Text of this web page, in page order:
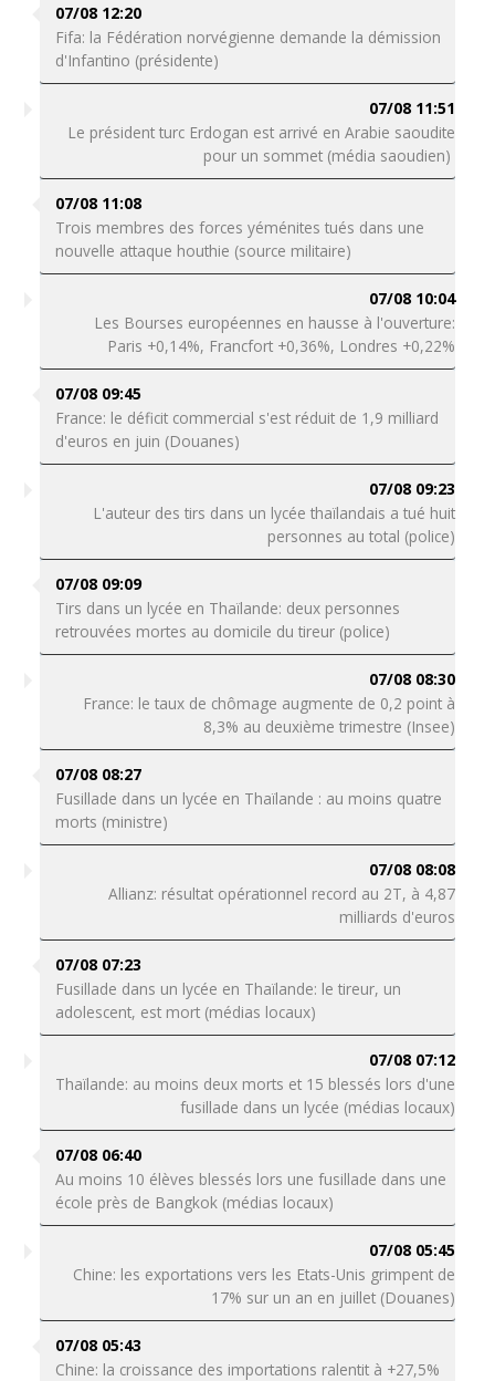
07/08 12:20
Fifa: la Fédération norvégienne demande la démission
d'Infantino (présidente)
07/08 11:51
Le président turc Erdogan est arrivé en Arabie saoudite
pour un sommet (média saoudien)
07/08 11:08
Trois membres des forces yéménites tués dans une
nouvelle attaque houthie (source militaire)
07/08 10:04
Les Bourses européennes en hausse à l'ouverture:
Paris +0,14%, Francfort +0,36%, Londres +0,22%
07/08 09:45
France: le déficit commercial s'est réduit de 1,9 milliard
d'euros en juin (Douanes)
07/08 09:23
L'auteur des tirs dans un lycée thaïlandais a tué huit
personnes au total (police)
07/08 09:09
Tirs dans un lycée en Thaïlande: deux personnes
retrouvées mortes au domicile du tireur (police)
07/08 08:30
France: le taux de chômage augmente de 0,2 point à
8,3% au deuxième trimestre (Insee)
07/08 08:27
Fusillade dans un lycée en Thaïlande : au moins quatre
morts (ministre)
07/08 08:08
Allianz: résultat opérationnel record au 2T, à 4,87
milliards d'euros
07/08 07:23
Fusillade dans un lycée en Thaïlande: le tireur, un
adolescent, est mort (médias locaux)
07/08 07:12
Thaïlande: au moins deux morts et 15 blessés lors d'une
fusillade dans un lycée (médias locaux)
07/08 06:40
Au moins 10 élèves blessés lors une fusillade dans une
école près de Bangkok (médias locaux)
07/08 05:45
Chine: les exportations vers les Etats-Unis grimpent de
17% sur un an en juillet (Douanes)
07/08 05:43
Chine: la croissance des importations ralentit à +27,5%